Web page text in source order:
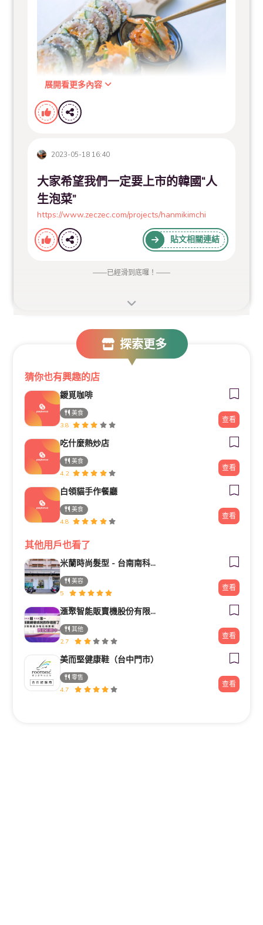
展開看更多內容
2023-05-18 16:40
大家希望我們一定要上市的韓國“人
生泡菜”
https://www.zeczec.com/projects/hanmikimchi
貼文相關連結
——已經滑到底囉！ ——
探索更多
猜你也有興趣的店
鑀覓咖啡
美食
3.8
查看
吃什麼熱炒店
美食
4.2
查看
白領貓手作餐廳
美食
4.8
查看
其他用戶也看了
米蘭時尚髮型 - 台南南科新市旗艦店
美容
5
查看
滙聚智能販賣機股份有限公司
其他
2.7
查看
美而堅健康鞋（台中門市）
零售
4.7
查看